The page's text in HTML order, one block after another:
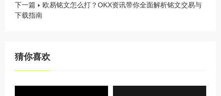
下一篇
欧易铭文怎么打？OKX资讯带你全面解析铭文交易与
下载指南
猜你喜欢